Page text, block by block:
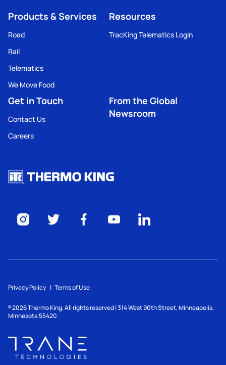
Products & Services
Road
Rail
Telematics
We Move Food
Resources
TracKing Telematics Login
Get in Touch
Contact Us
Careers
From the Global
Newsroom
Privacy Policy Terms of Use
© 2026Thermo King. All rights reserved | 314 West 90th Street, Minneapolis,
Minnesota 55420